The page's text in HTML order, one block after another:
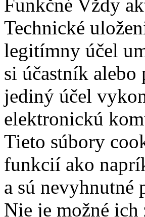
Funkčné Vždy
Technické
legitímny účel
si účastník
jediný účel
elektronickú
Tieto súbory
funkcií ako
a sú nevyhnutné
Nie je možné ich